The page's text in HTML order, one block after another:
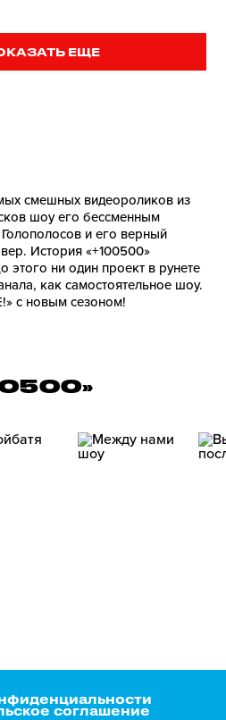
ЕЩЕ
смешных видеороликов из
шоу его бессменным
и его верный
История «+100500»
этого ни один проект в рунете
как самостоятельное шоу.
с новым сезоном!
соглашение